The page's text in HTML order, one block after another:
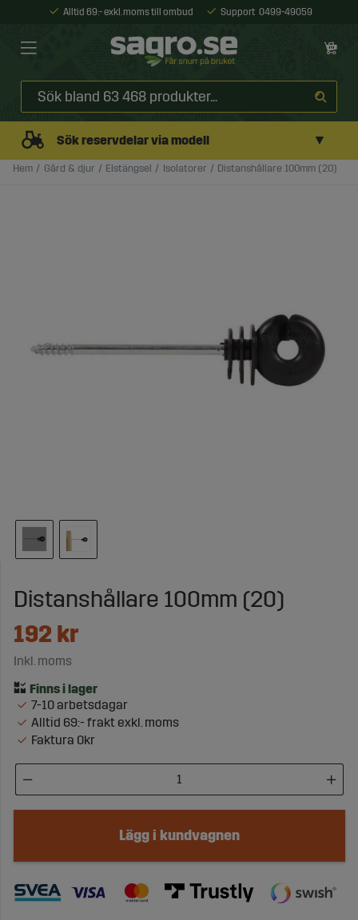
Alltid 69:- exkl. moms till ombud Support 0499-49059
Sök reservdelar via modell ▼
Hem Gård & djur Elstängsel Isolatorer Distanshållare 100mm (20)
Distanshållare 100mm (20)
192 kr
Inkl. moms
7-10 arbetsdagar
Alltid 69:- frakt exkl. moms
Faktura 0kr
Lägg i kundvagnen